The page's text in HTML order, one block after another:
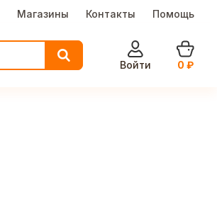
Магазины Контакты Помощь
Войти
0 ₽